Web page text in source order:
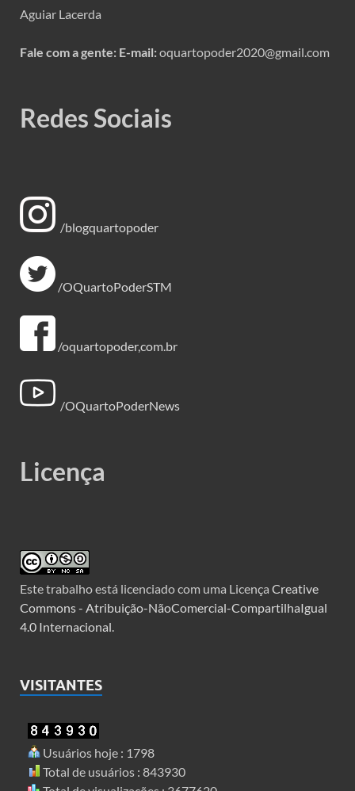
Aguiar Lacerda
Fale com a gente: E-mail:oquartopoder2020@gmail.com
Redes Sociais
/blogquartopoder
/OQuartoPoderSTM
/oquartopoder,com.br
/OQuartoPoderNews
Licença
Este trabalho está licenciado com uma Licença Creative
Commons - Atribuição-NãoComercial-CompartilhaIgual
4.0 Internacional
VISITANTES
Usuários hoje : 1798
Total de usuários : 843930